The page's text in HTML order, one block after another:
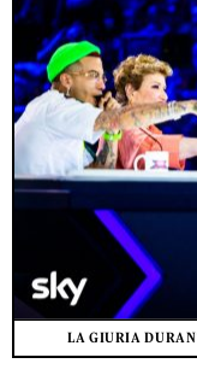
LA GIURIA